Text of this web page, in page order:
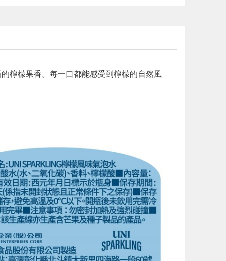
檸檬果香。每一口都能感受到檸檬的自然風